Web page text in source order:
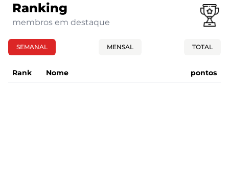
Ranking
membros em destaque
SEMANAL MENSAL TOTAL
Rank Nome pontos